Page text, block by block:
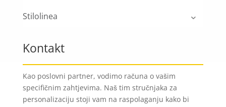
Stilolinea
Kontakt
Kao poslovni partner, vodimo računa o vašim
specifičnim zahtjevima. Naš tim stručnjaka za
personalizaciju stoji vam na raspolaganju kako bi